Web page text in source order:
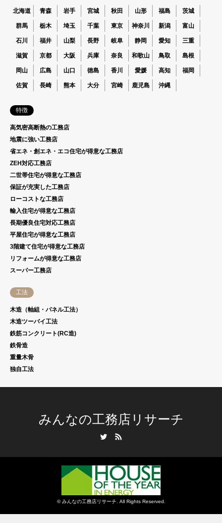
北海道 青森 岩手 宮城 秋田 山形 福島 茨城
群馬 栃木 埼玉 千葉 東京 神奈川 新潟 富山
石川 福井 山梨 長野 岐阜 静岡 愛知 三重
滋賀 京都 大阪 兵庫 奈良 和歌山 鳥取 島根
岡山 広島 山口 徳島 香川 愛媛 高知 福岡
佐賀 長崎 熊本 大分 宮崎 鹿児島 沖縄
特徴
高気密高断熱の工務店
地震に強い工務店
省エネ・創エネ・エコ住宅が得意な工務店
ZEH対応工務店
二世帯住宅が得意な工務店
保証が充実した工務店
ローコストな工務店
輸入住宅が得意な工務店
長期優良住宅対応工務店
平屋住宅が得意な工務店
3階建て住宅が得意な工務店
リフォームが得意な工務店
スーパー工務店
工法
木造（軸組・パネル工法）
木造ツーバイ工法
鉄筋コンクリート(RC造)
鉄骨造
重量木骨
独自工法
みんなの工務店リサーチ
©みんなの工務店リサーチ. All Rights Reserved.